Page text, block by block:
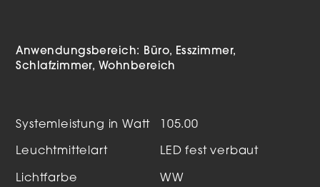
Anwendungsbereich: Büro
Esszimmer
Schlafzimmer
Wohnbereich
Systemleistung in Watt 105.00
Leuchtmittelart LED fest verbaut
Lichtfarbe WW